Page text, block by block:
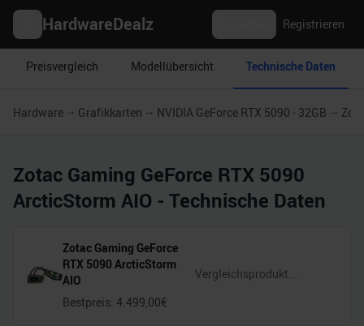
HardwareDealz Registrieren
Preisvergleich Modellübersicht Technische Daten
Hardware Grafikkarten NVIDIA GeForce RTX 5090 - 32GB
Zotac Gaming GeForce RTX 5090
ArcticStorm AIO - Technische Daten
Zotac Gaming GeForce
RTX 5090 ArcticStorm
AIO
Bestpreis: 4.499,00€